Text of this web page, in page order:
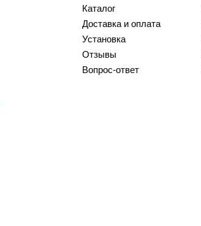
Каталог
Доставка и оплата
Установка
Отзывы
Вопрос-ответ